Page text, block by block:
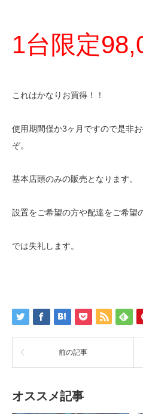
1台限定
これはかなりお買得！！
使用期間僅か3ヶ月ですので是非
ぞ。
基本店頭のみの販売となります。
設置をご希望の方や配達をご希望
では失礼します。
前の記事
オススメ記事